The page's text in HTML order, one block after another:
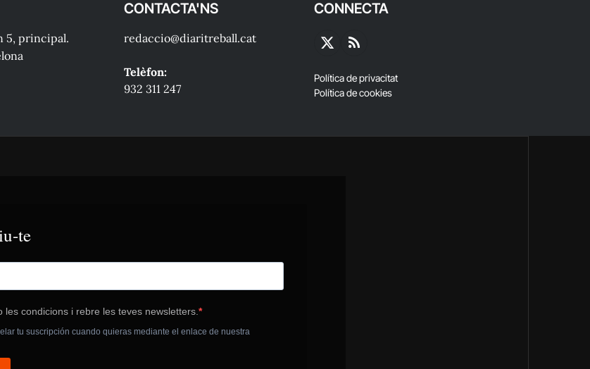
5, principal.
CONTACTA'NS
redaccio@diaritreball.cat
Telèfon:
932 311 247
CONNECTA
X
RSS
Política de privacitat
Política de cookies